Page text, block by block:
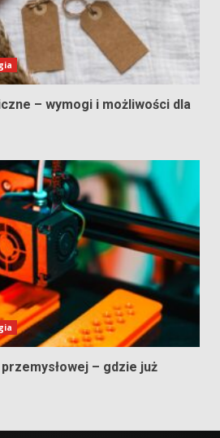
– wymogi i możliwości dla
– gdzie już